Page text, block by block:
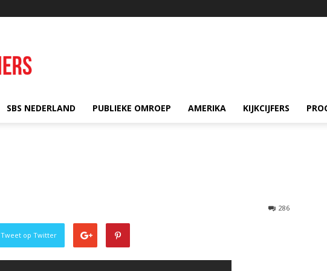
SBS NEDERLAND PUBLIEKE OMROEP AMERIKA KIJKCIJFERS
286
Tweet op Twitter